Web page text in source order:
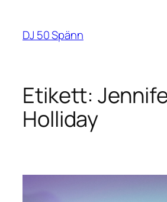
innehåll
DJ 50 Spänn
Etikett:
Holliday